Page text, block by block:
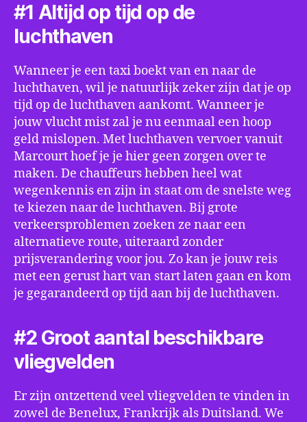
#1 Altijd op tijd op de
luchthaven
Wanneer je een taxi boekt van en naar de
luchthaven, wil je natuurlijk zeker zijn dat je op
tijd op de luchthaven aankomt. Wanneer je
jouw vlucht mist zal je nu eenmaal een hoop
geld mislopen. Met luchthaven vervoer vanuit
Marcourt hoef je je hier geen zorgen over te
maken. De chauffeurs hebben heel wat
wegenkennis en zijn in staat om de snelste weg
te kiezen naar de luchthaven. Bij grote
verkeersproblemen zoeken ze naar een
alternatieve route, uiteraard zonder
prijsverandering voor jou. Zo kan je jouw reis
met een gerust hart van start laten gaan en kom
je gegarandeerd op tijd aan bij de luchthaven.
#2 Groot aantal beschikbare
vliegvelden
Er zijn ontzettend veel vliegvelden te vinden in
zowel de Benelux, Frankrijk als Duitsland. We